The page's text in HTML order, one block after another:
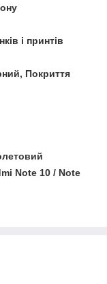
і принтів
Покриття
Note 10 / Note